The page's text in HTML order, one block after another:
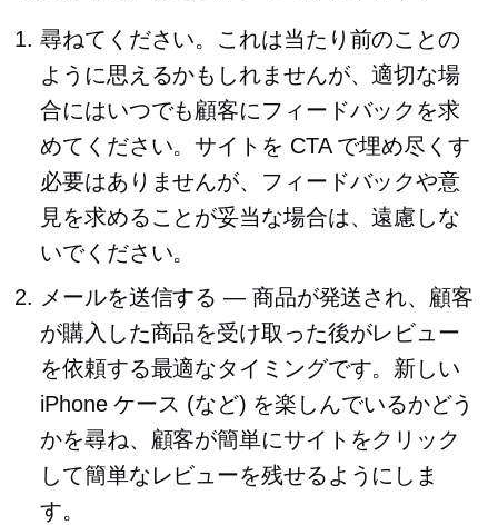
尋ねてください。これは当たり前のことの
ように思えるかもしれませんが、適切な場
合にはいつでも顧客にフィードバックを求
めてください。サイトを CTA で埋め尽くす
必要はありませんが、フィードバックや意
見を求めることが妥当な場合は、遠慮しな
いでください。
メールを送信する — 商品が発送され、顧客
が購入した商品を受け取った後がレビュー
を依頼する最適なタイミングです。新しい
iPhone ケース (など) を楽しんでいるかどう
かを尋ね、顧客が簡単にサイトをクリック
して簡単なレビューを残せるようにしま
す。